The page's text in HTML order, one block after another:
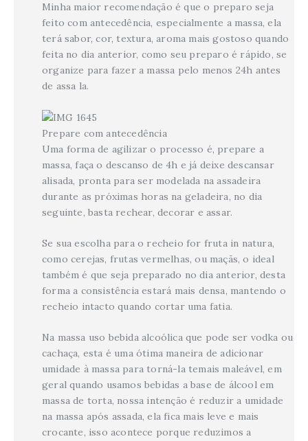
Minha maior recomendação é que o preparo seja
feito com antecedência, especialmente a massa, ela
terá sabor, cor, textura, aroma mais gostoso quando
feita no dia anterior, como seu preparo é rápido, se
organize para fazer a massa pelo menos 24h antes
de assa la.
Prepare com antecedência
Uma forma de agilizar o processo é, prepare a
massa, faça o descanso de 4h e já deixe descansar
alisada, pronta para ser modelada na assadeira
durante as próximas horas na geladeira, no dia
seguinte, basta rechear, decorar e assar.
Se sua escolha para o recheio for fruta in natura,
como cerejas, frutas vermelhas, ou maçãs, o ideal
também é que seja preparado no dia anterior, desta
forma a consistência estará mais densa, mantendo o
recheio intacto quando cortar uma fatia.
Na massa uso bebida alcoólica que pode ser vodka ou
cachaça, esta é uma ótima maneira de adicionar
umidade à massa para torná-la temais maleável, em
geral quando usamos bebidas a base de álcool em
massa de torta, nossa intenção é reduzir a umidade
na massa após assada, ela fica mais leve e mais
crocante, isso acontece porque reduzimos a